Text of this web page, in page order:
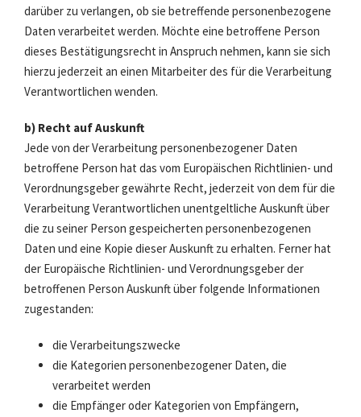
darüber zu verlangen, ob sie betreffende personenbezogene
Daten verarbeitet werden. Möchte eine betroffene Person
dieses Bestätigungsrecht in Anspruch nehmen, kann sie sich
hierzu jederzeit an einen Mitarbeiter des für die Verarbeitung
Verantwortlichen wenden.
b) Recht auf Auskunft
Jede von der Verarbeitung personenbezogener Daten
betroffene Person hat das vom Europäischen Richtlinien- und
Verordnungsgeber gewährte Recht, jederzeit von dem für die
Verarbeitung Verantwortlichen unentgeltliche Auskunft über
die zu seiner Person gespeicherten personenbezogenen
Daten und eine Kopie dieser Auskunft zu erhalten. Ferner hat
der Europäische Richtlinien- und Verordnungsgeber der
betroffenen Person Auskunft über folgende Informationen
zugestanden:
die Verarbeitungszwecke
die Kategorien personenbezogener Daten, die
verarbeitet werden
die Empfänger oder Kategorien von Empfängern,